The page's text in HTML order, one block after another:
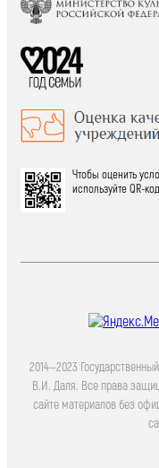
Чтобы оценить
используйте QR-
2014—2023
В.И. Даля. Все права
сайте материалов без